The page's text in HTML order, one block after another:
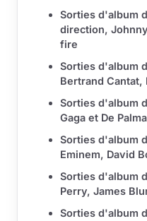
Sorties d'album
direction,
fire
Sorties d'album
Bertrand Cantat,
Sorties d'album
Gaga et De
Sorties d'album
Eminem, David
Sorties d'album
Perry, James
Sorties d'album